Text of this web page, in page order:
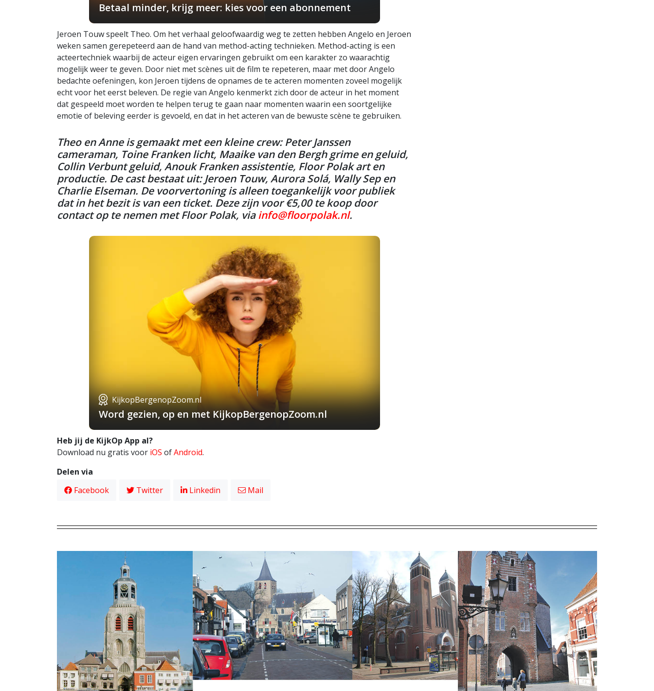
Betaal minder, krijg meer: kies voor een abonnement
Jeroen Touw speelt Theo. Om het verhaal geloofwaardig weg te zetten hebben Angelo en Jeroen
weken samen gerepeteerd aan de hand van method-acting technieken. Method-acting is een
acteertechniek waarbij de acteur eigen ervaringen gebruikt om een karakter zo waarachtig
mogelijk weer te geven. Door niet met scènes uit de film te repeteren, maar met door Angelo
bedachte oefeningen, kon Jeroen tijdens de opnames de te acteren momenten zoveel mogelijk
echt voor het eerst beleven. De regie van Angelo kenmerkt zich door de acteur in het moment
dat gespeeld moet worden te helpen terug te gaan naar momenten waarin een soortgelijke
emotie of beleving eerder is gevoeld, en dat in het acteren van de bewuste scène te gebruiken.
Theo en Anne is gemaakt met een kleine crew: Peter Janssen
cameraman, Toine Franken licht, Maaike van den Bergh grime en geluid,
Collin Verbunt geluid, Anouk Franken assistentie, Floor Polak art en
productie. De cast bestaat uit: Jeroen Touw, Aurora Solá, Wally Sep en
Charlie Elseman. De voorvertoning is alleen toegankelijk voor publiek
dat in het bezit is van een ticket. Deze zijn voor€5,00 te koop door
contact op te nemen met Floor Polak, viainfo@floorpolak.nl.
KijkopBergenopZoom.nl
Word gezien, op en met KijkopBergenopZoom.nl
Heb jij de KijkOp App al?
Download nu gratis voor iOS ofAndroid.
Delen via
Facebook
Twitter Linkedin Mail